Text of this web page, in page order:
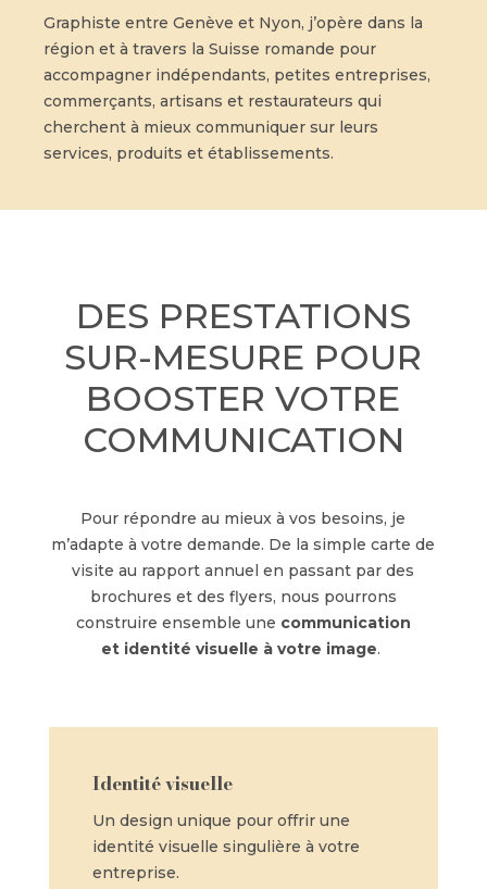
Graphiste entre Genève et Nyon, j’opère dans la
région et à travers la Suisse romande pour
accompagner indépendants, petites entreprises,
commerçants, artisans et restaurateurs qui
cherchent à mieux communiquer sur leurs
services, produits et établissements.
DES PRESTATIONS
SUR-MESURE POUR
BOOSTER VOTRE
COMMUNICATION
Pour répondre au mieux à vos besoins, je
m’adapte à votre demande. De la simple carte de
visite au rapport annuel en passant par des
brochures et des flyers, nous pourrons
construire ensemble une communication
et identité visuelle à votre image.
Identité visuelle
Un design unique pour offrir une
identité visuelle singulière à votre
entreprise.